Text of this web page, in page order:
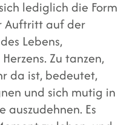
lediglich die Form
Auftritt auf der
Lebens,
Zu tanzen,
da ist, bedeutet,
und sich mutig in
auszudehnen. Es